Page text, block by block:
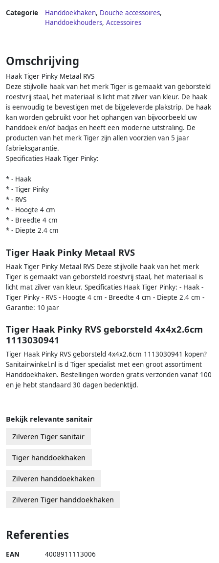
Categorie Handdoekhaken, Douche accessoires,
Handdoekhouders, Accessoires
Omschrijving
Haak Tiger Pinky Metaal RVS
Deze stijlvolle haak van het merk Tiger is gemaakt van geborsteld
roestvrij staal, het materiaal is licht mat zilver van kleur. De haak
is eenvoudig te bevestigen met de bijgeleverde plakstrip. De haak
kan worden gebruikt voor het ophangen van bijvoorbeeld uw
handdoek en/of badjas en heeft een moderne uitstraling. De
producten van het merk Tiger zijn allen voorzien van 5 jaar
fabrieksgarantie.
Specificaties Haak Tiger Pinky:
* - Haak
* - Tiger Pinky
* - RVS
* - Hoogte 4 cm
* - Breedte 4 cm
* - Diepte 2.4 cm
Tiger Haak Pinky Metaal RVS
Haak Tiger Pinky Metaal RVS Deze stijlvolle haak van het merk
Tiger is gemaakt van geborsteld roestvrij staal, het materiaal is
licht mat zilver van kleur. Specificaties Haak Tiger Pinky: - Haak -
Tiger Pinky - RVS - Hoogte 4 cm - Breedte 4 cm - Diepte 2.4 cm -
Garantie: 10 jaar
Tiger Haak Pinky RVS geborsteld 4x4x2.6cm
1113030941
Tiger Haak Pinky RVS geborsteld 4x4x2.6cm 1113030941 kopen?
Sanitairwinkel.nl is d Tiger specialist met een groot assortiment
Handdoekhaken. Bestellingen worden gratis verzonden vanaf 100
en je hebt standaard 30 dagen bedenktijd.
Bekijk relevante sanitair
Zilveren Tiger sanitair
Tiger handdoekhaken
Zilveren handdoekhaken
Zilveren Tiger handdoekhaken
Referenties
EAN 4008911113006